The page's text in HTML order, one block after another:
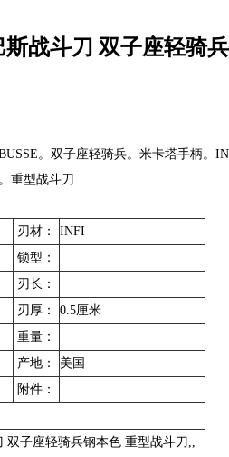
斯战斗刀 双子座轻骑
。双子座轻骑兵。米卡塔手柄。
重型战斗刀
刃材：
INFI
锁型：
刃长：
刃厚：
0.5厘米
重量：
产地：
美国
附件：
双子座轻骑兵钢本色 重型战斗刀,,